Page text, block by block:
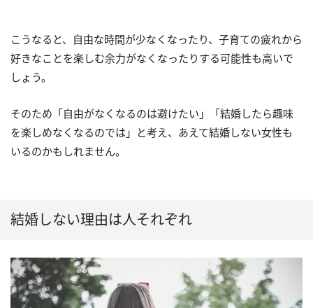
こうなると、自由な時間が少なくなったり、子育ての疲れから
好きなことを楽しむ余力がなくなったりする可能性も高いで
しょう。
そのため「自由がなくなるのは避けたい」「結婚したら趣味
を楽しめなくなるのでは」と考え、あえて結婚しない女性も
いるのかもしれません。
結婚しない理由は人それぞれ